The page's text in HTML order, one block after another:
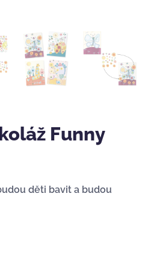
Funny
děti bavit a budou